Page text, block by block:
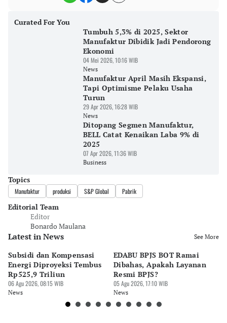
Curated For You
Tumbuh 5,3% di 2025, Sektor
Manufaktur Dibidik Jadi Pendorong
Ekonomi
04 Mei 2026, 10:16 WIB
News
Manufaktur April Masih Ekspansi,
Tapi Optimisme Pelaku Usaha
Turun
29 Apr 2026, 16:28 WIB
News
Ditopang Segmen Manufaktur,
BELL Catat Kenaikan Laba 9% di
2025
07 Apr 2026, 11:36 WIB
Business
Topics
Manufaktur produksi S&P Global Pabrik
Editorial Team
Editor
Bonardo Maulana
Latest in News See More
Subsidi dan Kompensasi
Energi Diproyeksi Tembus
Rp525,9 Triliun
06 Agu 2026, 08:15 WIB
News
EDABU BPJS BOT Ramai
Dibahas, Apakah Layanan
Resmi BPJS?
05 Agu 2026, 17:10 WIB
News